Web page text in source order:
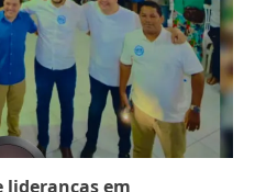
lideranças em